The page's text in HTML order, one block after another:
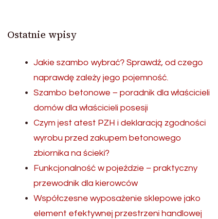
Ostatnie wpisy
Jakie szambo wybrać? Sprawdź, od czego
naprawdę zależy jego pojemność.
Szambo betonowe – poradnik dla właścicieli
domów dla właścicieli posesji
Czym jest atest PZH i deklaracją zgodności
wyrobu przed zakupem betonowego
zbiornika na ścieki?
Funkcjonalność w pojeździe – praktyczny
przewodnik dla kierowców
Współczesne wyposażenie sklepowe jako
element efektywnej przestrzeni handlowej